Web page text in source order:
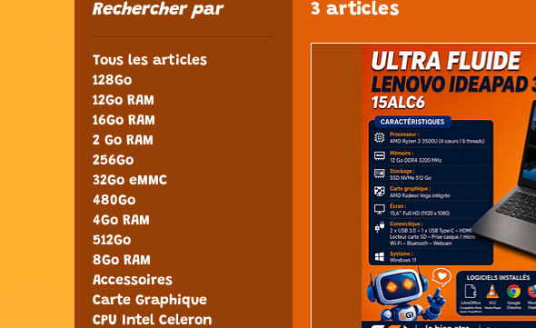
Rechercher par
Tous les articles
128Go
12Go RAM
16Go RAM
2 Go RAM
256Go
32Go eMMC
480Go
4Go RAM
512Go
8Go RAM
Accessoires
Carte Graphique
CPU Intel Celeron
3 articles